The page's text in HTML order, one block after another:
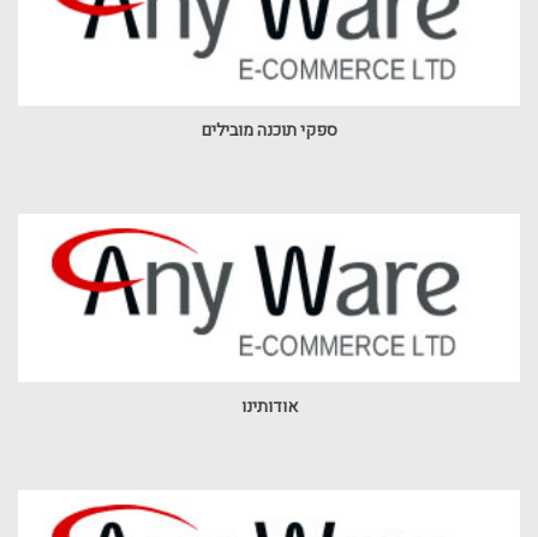
ספקי תוכנה מובילים
אודותינו